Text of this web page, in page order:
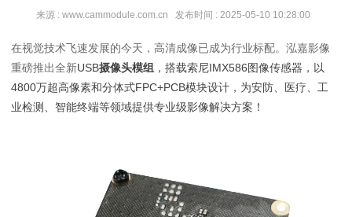
来源 : www.cammodule.com.cn 发布时间 : 2025-05-10 10:28:00
在视觉技术飞速发展的今天，高清成像已成为行业标配。泓嘉影像
重磅推出全新USB摄像头模组 ，搭载索尼IMX586图像传感器 ，以
4800万超高像素和分体式FPC+PCB模块设计 ，为安防、医疗、工
业检测、智能终端等领域提供专业级影像解决方案！